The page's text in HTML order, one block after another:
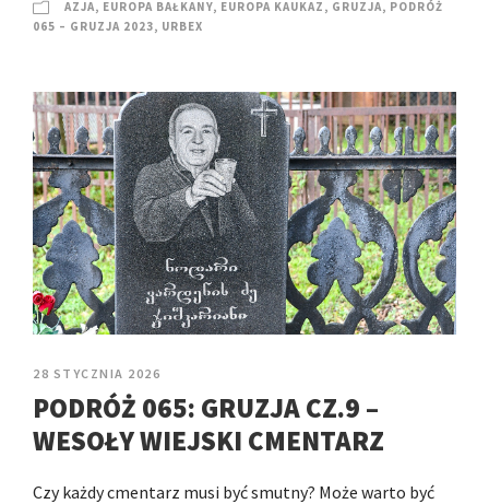
AZJA, EUROPA BAŁKANY, EUROPA KAUKAZ , GRUZJA, PODRÓŻ
065 – GRUZJA 2023, URBEX
28 STYCZNIA 2026
PODRÓŻ 065: GRUZJA CZ.9 –
WESOŁY WIEJSKI CMENTARZ
Czy każdy cmentarz musi być smutny? Może warto być